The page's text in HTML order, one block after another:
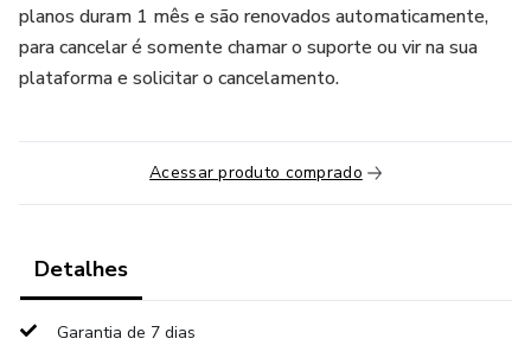
planos duram 1 mês e são renovados automaticamente,
para cancelar é somente chamar o suporte ou vir na sua
plataforma e solicitar o cancelamento.
Acessar produto comprado
Detalhes
Garantia de 7 dias